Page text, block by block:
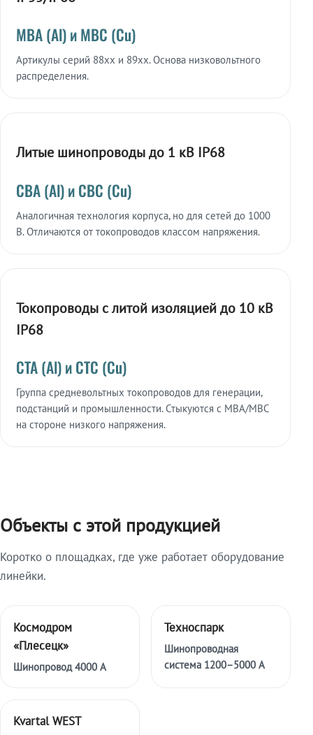
МВА (Al) и МВС (Cu)
Артикулы серий 88xx и 89xx. Основа низковольтного
распределения.
Литые шинопроводы до 1 кВ IP68
СВА (Al) и СВС (Cu)
Аналогичная технология корпуса, но для сетей до 1000
В. Отличаются от токопроводов классом напряжения.
Токопроводы с литой изоляцией до 10 кВ
IP68
СТА (Al) и СТС (Cu)
Группа средневольтных токопроводов для генерации,
подстанций и промышленности. Стыкуются с МВА/МВС
на стороне низкого напряжения.
Объекты с этой продукцией
Коротко о площадках, где уже работает оборудование
линейки.
Космодром
«Плесецк»
Шинопровод 4000 А
Техноспарк
Шинопроводная
система 1200–5000 А
Kvartal WEST